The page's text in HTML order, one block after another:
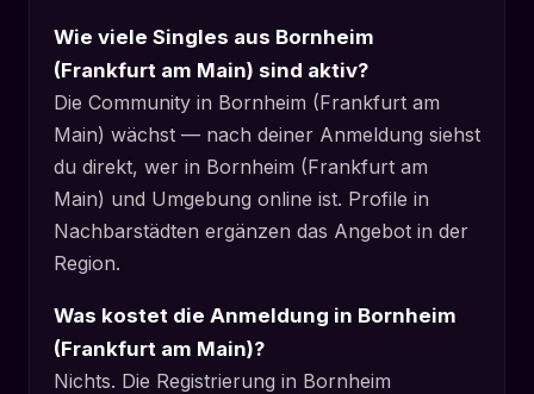
Wie viele Singles aus Bornheim
(Frankfurt am Main) sind aktiv?
Die Community in Bornheim (Frankfurt am
Main) wächst — nach deiner Anmeldung siehst
du direkt, wer in Bornheim (Frankfurt am
Main) und Umgebung online ist. Profile in
Nachbarstädten ergänzen das Angebot in der
Region.
Was kostet die Anmeldung in Bornheim
(Frankfurt am Main)?
Nichts. Die Registrierung in Bornheim